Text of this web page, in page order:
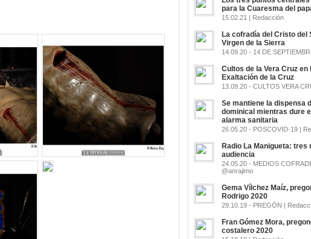
para la Cuaresma del
15.02.21 | Redacción
La cofradía del Cristo del
Virgen de la Sierra
14.09.20 - 14 DE
Cultos de la Vera Cruz en
Exaltación de la Cruz
13.09.20 - CULTOS VERA
Se mantiene la dispensa
dominical mientras dure
alarma sanitaria
26.05.20 - POSCOVID-19 |
Radio La Manigueta: tres
audiencia
24.05.20 - MEDIOS
@anrajimo
Gema Vílchez Maíz,
Rodrigo 2020
29.10.19 - PREGÓN |
Fran Gómez Mora,
costalero 2020